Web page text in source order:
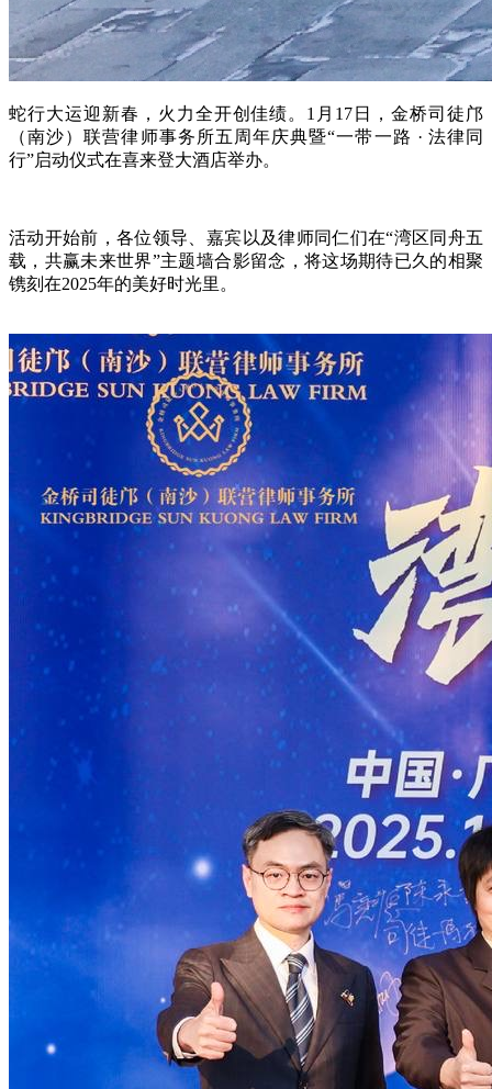
蛇行大运迎新春，火力全开创佳绩。1月17日，金桥司徒邝
（南沙）联营律师事务所五周年庆典暨“一带一路 · 法律同
行”启动仪式在喜来登大酒店举办。
活动开始前，各位领导、嘉宾以及律师同仁们在“湾区同舟五
载，共赢未来世界”主题墙合影留念，将这场期待已久的相聚
镌刻在2025年的美好时光里。